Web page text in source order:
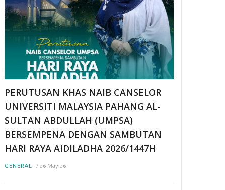
PERUTUSAN KHAS NAIB CANSELOR
UNIVERSITI MALAYSIA PAHANG AL-
SULTAN ABDULLAH (UMPSA)
BERSEMPENA DENGAN SAMBUTAN
HARI RAYA AIDILADHA 2026/1447H
GENERAL / 26 May 26